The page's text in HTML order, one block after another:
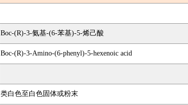
Boc-(R)-3-氨基-(6-苯基)-5-烯己酸
Boc-(R)-3-Amino-(6-phenyl)-5-hexenoic acid
类白色至白色固体或粉末